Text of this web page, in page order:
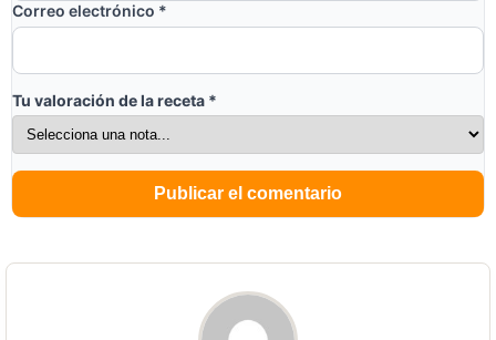
Correo electrónico *
Tu valoración de la receta *